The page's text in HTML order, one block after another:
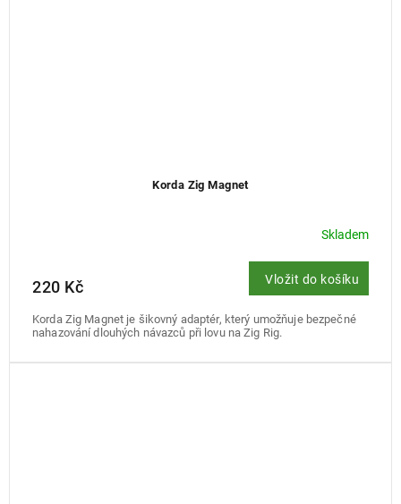
Korda Zig Magnet
Skladem
220 Kč Vložit do košíku
Korda Zig Magnet je šikovný adaptér, který umožňuje bezpečné
nahazování dlouhých návazců při lovu na Zig Rig.